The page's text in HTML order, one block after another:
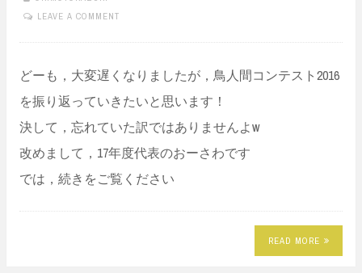
LEAVE A COMMENT
どーも，大変遅くなりましたが，鳥人間コンテスト2016
を振り返っていきたいと思います！
決して，忘れていた訳ではありませんよw
改めまして，17年度代表のおーさわです
では，続きをご覧ください
READ MORE